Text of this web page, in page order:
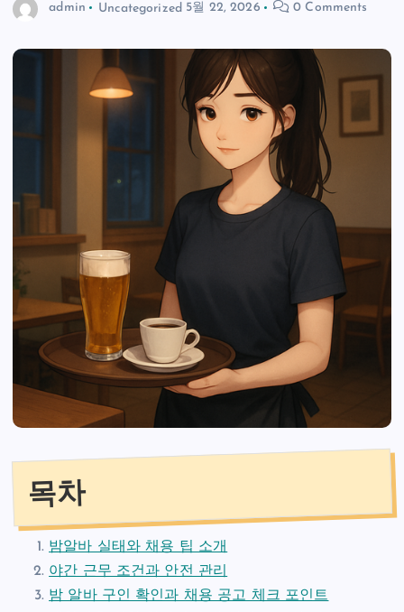
admin Uncategorized 5월 22, 2026 0 Comments
목차
밤알바 실태와 채용 팁 소개
야간 근무 조건과 안전 관리
밤 알바 구인 확인과 채용 공고 체크 포인트